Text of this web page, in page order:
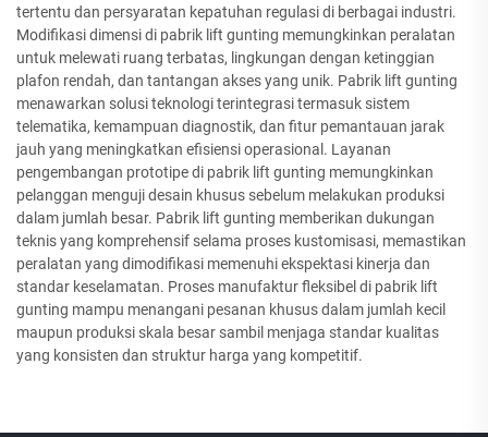
tertentu dan persyaratan kepatuhan regulasi di berbagai industri.
Modifikasi dimensi di pabrik lift gunting memungkinkan peralatan
untuk melewati ruang terbatas, lingkungan dengan ketinggian
plafon rendah, dan tantangan akses yang unik. Pabrik lift gunting
menawarkan solusi teknologi terintegrasi termasuk sistem
telematika, kemampuan diagnostik, dan fitur pemantauan jarak
jauh yang meningkatkan efisiensi operasional. Layanan
pengembangan prototipe di pabrik lift gunting memungkinkan
pelanggan menguji desain khusus sebelum melakukan produksi
dalam jumlah besar. Pabrik lift gunting memberikan dukungan
teknis yang komprehensif selama proses kustomisasi, memastikan
peralatan yang dimodifikasi memenuhi ekspektasi kinerja dan
standar keselamatan. Proses manufaktur fleksibel di pabrik lift
gunting mampu menangani pesanan khusus dalam jumlah kecil
maupun produksi skala besar sambil menjaga standar kualitas
yang konsisten dan struktur harga yang kompetitif.